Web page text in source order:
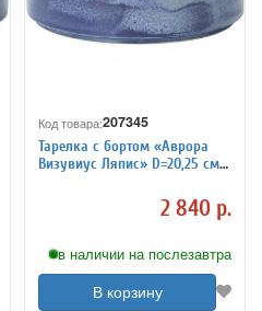
Код товара:207345
Тарелка с бортом «Аврора
Визувиус Ляпис» D=20,25 см
2 840 р.
в наличии на послезавтра
В корзину